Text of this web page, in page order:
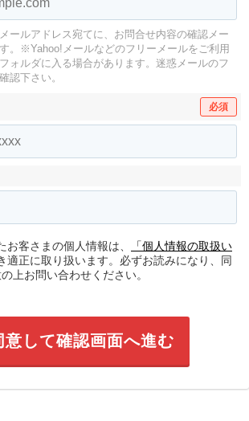
ールアドレス宛てに、お問合せ内容の確認メー
。
※Yahoo!メールなどのフリーメールをご利用
ォルダに入る場合があります。 迷惑メールのフ
認下さい。
必須
客さまの個人情報は、
「個人情報の取扱い
適正に取り扱います。必ずお読みになり、同
上お問い合わせください。
意して確認画面へ進む